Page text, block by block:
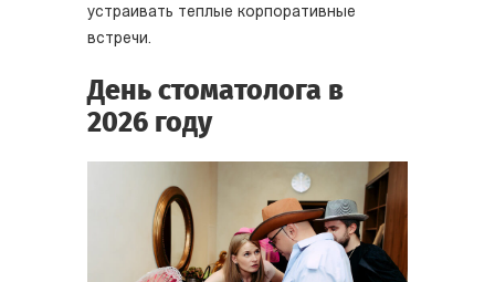
устраивать теплые корпоративные
встречи.
День стоматолога в
2026 году